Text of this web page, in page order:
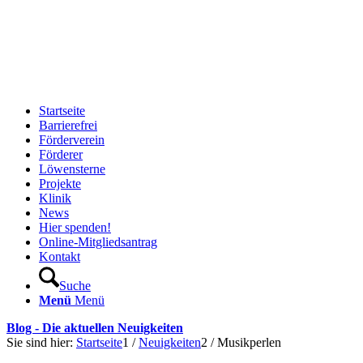
Startseite
Barrierefrei
Förderverein
Förderer
Löwensterne
Projekte
Klinik
News
Hier spenden!
Online-Mitgliedsantrag
Kontakt
Suche
Menü Menü
Blog - Die aktuellen Neuigkeiten
Sie sind hier: Startseite1 / Neuigkeiten2 / Musikperlen